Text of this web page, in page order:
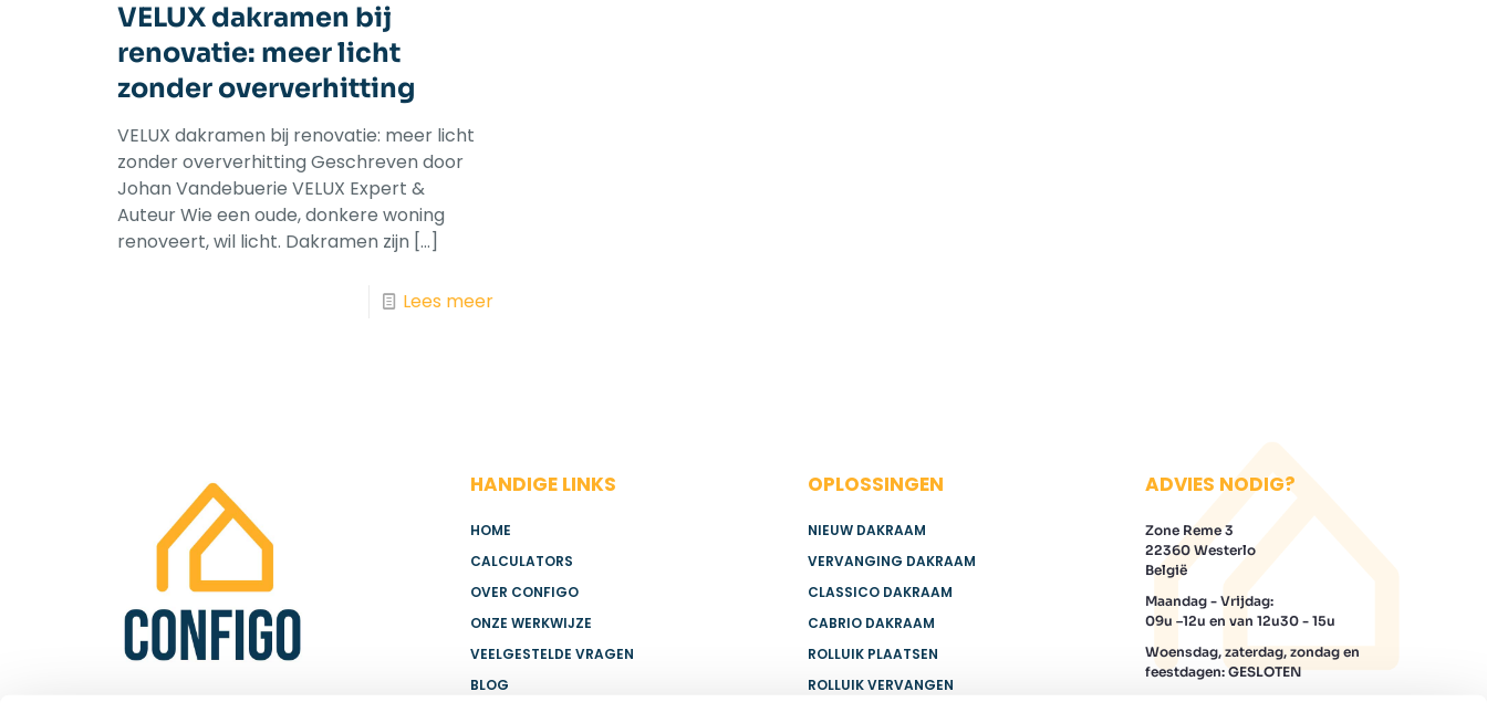
VELUX dakramen bij
renovatie: meer licht
zonder oververhitting
VELUX dakramen bij renovatie: meer licht
zonder oververhitting Geschreven door
Johan Vandebuerie VELUX Expert &
Auteur Wie een oude, donkere woning
renoveert, wil licht. Dakramen zijn […]
Lees meer
HANDIGE LINKS
HOME
CALCULATORS
OVER CONFIGO
ONZE WERKWIJZE
VEELGESTELDE VRAGEN
BLOG
OPLOSSINGEN
NIEUW DAKRAAM
VERVANGING DAKRAAM
CLASSICO DAKRAAM
CABRIO DAKRAAM
ROLLUIK PLAATSEN
ROLLUIK VERVANGEN
ADVIES NODIG?
Zone Reme 3
22360 Westerlo
België
Maandag - Vrijdag:
09u –12u en van 12u30 - 15u
Woensdag, zaterdag, zondag en
feestdagen: GESLOTEN